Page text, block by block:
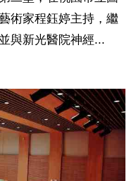
術家程鈺婷主持，繼
與新光醫院神經...